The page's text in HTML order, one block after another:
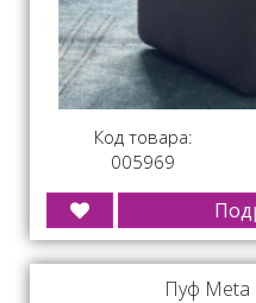
Код товара:
005969
Пуф Meta